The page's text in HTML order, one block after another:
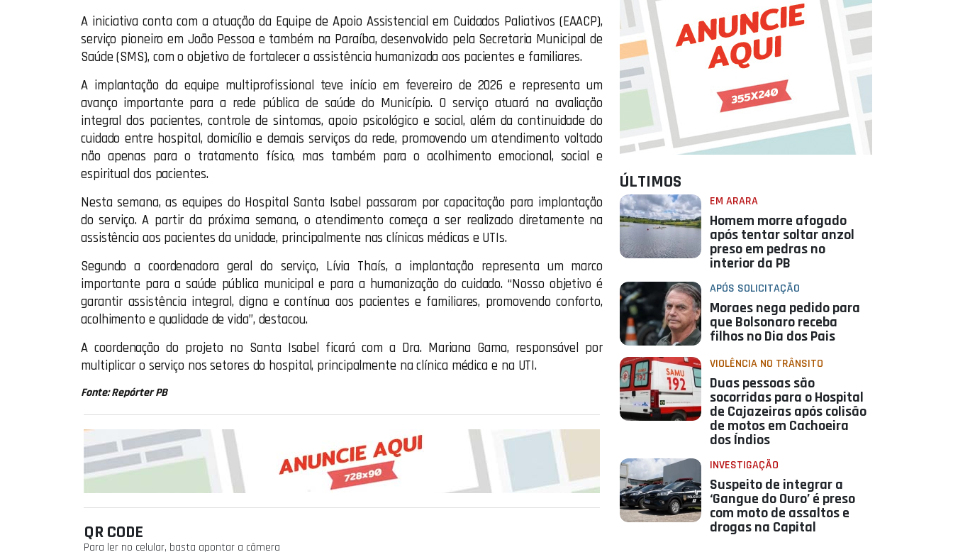
A iniciativa conta com a atuação da Equipe de Apoio Assistencial em Cuidados Paliativos (EAACP),
serviço pioneiro em João Pessoa e também na Paraíba, desenvolvido pela Secretaria Municipal de
Saúde (SMS), com o objetivo de fortalecer a assistência humanizada aos pacientes e familiares.
A implantação da equipe multiprofissional teve início em fevereiro de 2026 e representa um
avanço importante para a rede pública de saúde do Município. O serviço atuará na avaliação
integral dos pacientes, controle de sintomas, apoio psicológico e social, além da continuidade do
cuidado entre hospital, domicílio e demais serviços da rede, promovendo um atendimento voltado
não apenas para o tratamento físico, mas também para o acolhimento emocional, social e
espiritual dos pacientes.
Nesta semana, as equipes do Hospital Santa Isabel passaram por capacitação para implantação
do serviço. A partir da próxima semana, o atendimento começa a ser realizado diretamente na
assistência aos pacientes da unidade, principalmente nas clínicas médicas e UTIs.
Segundo a coordenadora geral do serviço, Lívia Thaís, a implantação representa um marco
importante para a saúde pública municipal e para a humanização do cuidado. “Nosso objetivo é
garantir assistência integral, digna e contínua aos pacientes e familiares, promovendo conforto,
acolhimento e qualidade de vida”, destacou.
A coordenação do projeto no Santa Isabel ficará com a Dra. Mariana Gama, responsável por
multiplicar o serviço nos setores do hospital, principalmente na clínica médica e na UTI.
Fonte: Repórter PB
QR CODE
Para ler no celular, basta apontar a câmera
ÚLTIMOS
EM ARARA
Homem morre afogado
após tentar soltar anzol
preso em pedras no
interior da PB
APÓS SOLICITAÇÃO
Moraes nega pedido para
que Bolsonaro receba
filhos no Dia dos Pais
VIOLÊNCIA NO TRÂNSITO
Duas pessoas são
socorridas para o Hospital
de Cajazeiras após colisão
de motos em Cachoeira
dos Índios
INVESTIGAÇÃO
Suspeito de integrar a
‘Gangue do Ouro’ é preso
com moto de assaltos e
drogas na Capital